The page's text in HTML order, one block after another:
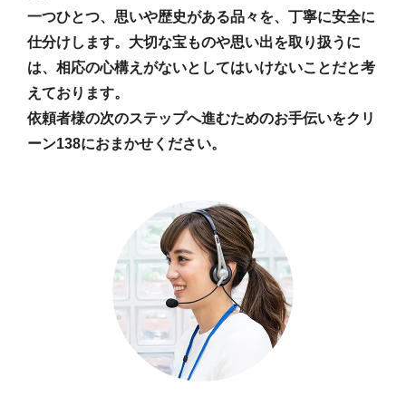
一つひとつ、思いや歴史がある品々を、丁寧に安全に
仕分けします。大切な宝ものや思い出を取り扱うに
は、相応の心構えがないとしてはいけないことだと考
えております。
依頼者様の次のステップへ進むためのお手伝いをクリ
ーン138におまかせください。